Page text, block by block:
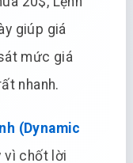
giúp giá
mức giá
nhanh.
(Dynamic
vì chốt lời